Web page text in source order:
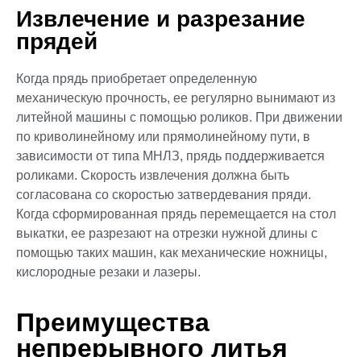
Извлечение и разрезание
прядей
Когда прядь приобретает определенную
механическую прочность, ее регулярно вынимают из
литейной машины с помощью роликов. При движении
по криволинейному или прямолинейному пути, в
зависимости от типа МНЛЗ, прядь поддерживается
роликами. Скорость извлечения должна быть
согласована со скоростью затвердевания пряди.
Когда сформированная прядь перемещается на стол
выкатки, ее разрезают на отрезки нужной длины с
помощью таких машин, как механические ножницы,
кислородные резаки и лазеры.
Преимущества
непрерывного литья